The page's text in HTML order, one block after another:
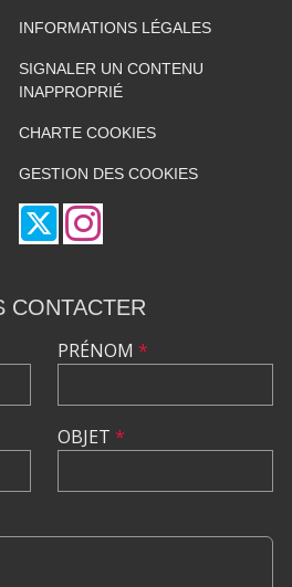
INFORMATIONS LÉGALES
SIGNALER UN CONTENU
INAPPROPRIÉ
CHARTE COOKIES
GESTION DES COOKIES
CONTACTER
PRÉNOM *
OBJET *